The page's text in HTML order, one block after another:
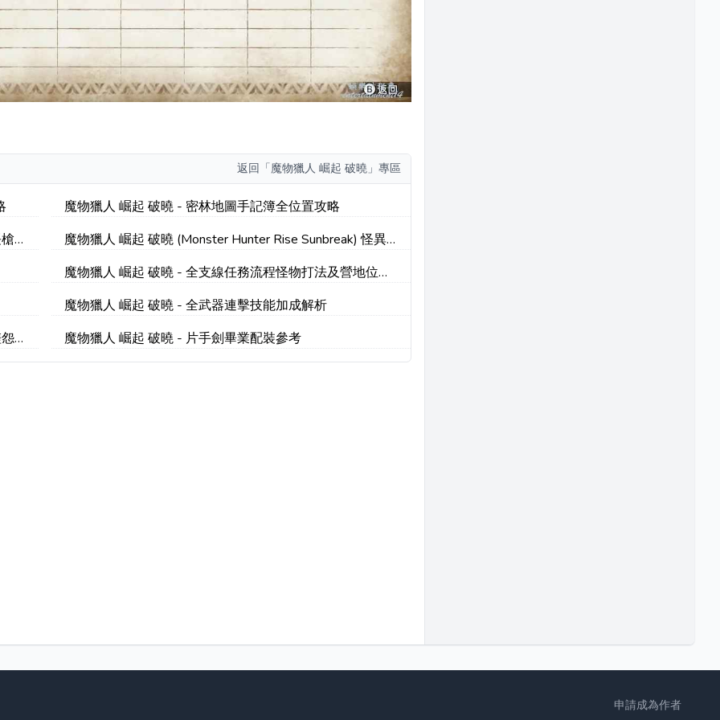
返回 「魔物獵人 崛起 破曉」專區
魔物獵人 崛起 破曉 - 密林地圖手記簿全位置攻略
魔物獵人 崛起 破曉 (Monster Hunter Rise Sunbreak) 怪異
魔物獵人 崛起 破曉 - 全支線任務流程怪物打法及營地位置
魔物獵人 崛起 破曉 - 全武器連擊技能加成解析
魔物獵人 崛起 破曉 - 片手劍畢業配裝參考
申請成為作者